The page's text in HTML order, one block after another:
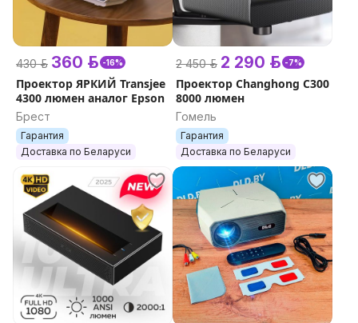
430 р. 360 р. -16%
Проектор ЯРКИЙ Transjee
4300 люмен аналог Epson
Брест
Гарантия
Доставка по Беларуси
2 450 р. 2 290 р. -7%
Проектор Changhong C300
8000 люмен
Гомель
Гарантия
Доставка по Беларуси